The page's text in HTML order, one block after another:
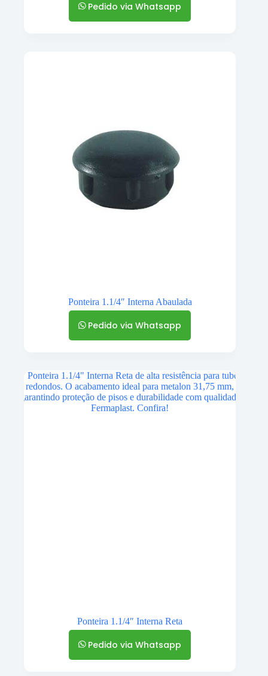
Pedido via Whatsapp
Ponteira 1.1/4″ Interna Abaulada
Pedido via Whatsapp
Ponteira 1.1/4″ Interna Reta
Pedido via Whatsapp